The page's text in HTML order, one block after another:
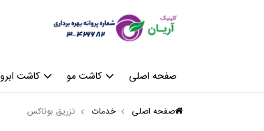
صفحه اصلی کاشت مو کاشت ابرو
صفحه اصلی خدمات تزریق بوتاکس